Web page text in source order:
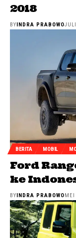
2018
BY INDRA PRABOWO
BERITA MOBIL
Ford
ke
BY INDRA PRABOWO